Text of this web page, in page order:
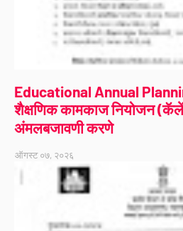
Educational Annual
शैक्षणिक कामकाज नियोजन
अंमलबजावणी करणे
ऑगस्ट ०७, २०२६